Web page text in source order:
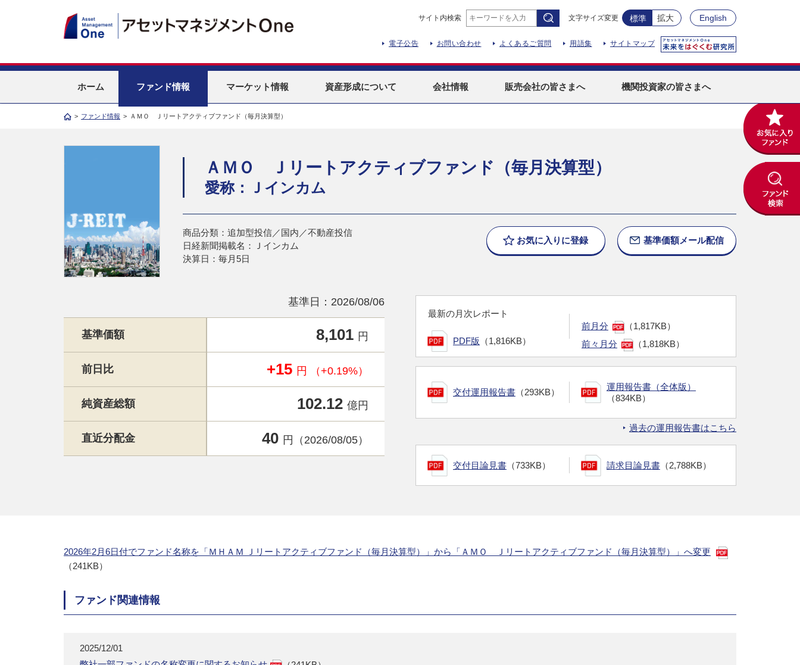
サイト内検索 文字サイズ変更 標準 拡大 English
電子公告 お問い合わせ よくあるご質問 用語集 サイトマップ
ホーム ファンド情報 マーケット情報 資産形成について 会社情報 販売会社の皆さまへ 機関投資家の皆さまへ
> ファンド情報 > ＡＭＯ Ｊリートアクティブファンド（毎月決算型）
ＡＭＯ Ｊリートアクティブファンド（毎月決算型）
愛称：Ｊインカム
商品分類：追加型投信／国内／不動産投信
日経新聞掲載名：Ｊインカム
決算日：毎月5日
お気に入りに登録 基準価額メール配信
基準日：2026/08/06
基準価額 8,101 円
前日比 +15 円 （+0.19%）
純資産総額 102.12 億円
直近分配金 40 円（2026/08/05）
最新の月次レポート
PDF版 （1,816KB）
前月分
（1,817KB）
前々月分
（1,818KB）
交付運用報告書 （293KB）
運用報告書（全体版）
（834KB）
過去の運用報告書はこちら
交付目論見書 （733KB） 請求目論見書 （2,788KB）
2026年2月6日付でファンド名称を「ＭＨＡＭ Ｊリートアクティブファンド（毎月決算型）」から「ＡＭＯ Ｊリートアクティブファンド（毎月決算型）」へ変更
（241KB）
ファンド関連情報
2025/12/01